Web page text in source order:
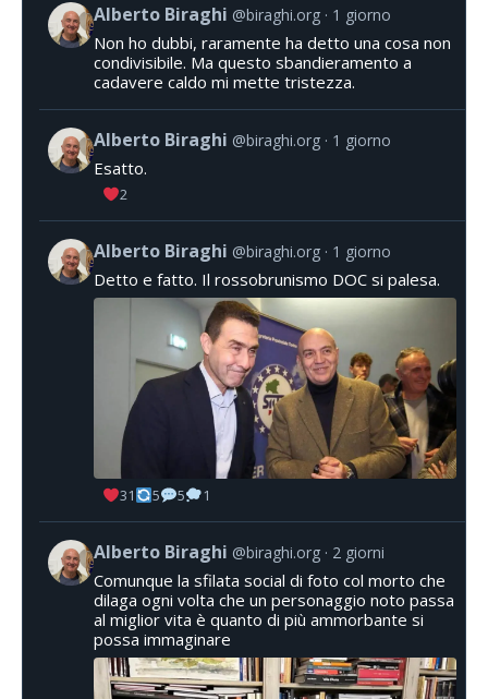
Alberto Biraghi @biraghi.org 1 giorno
Non ho dubbi, raramente ha detto una cosa non
condivisibile. Ma questo sbandieramento a
cadavere caldo mi mette tristezza.
Alberto Biraghi @biraghi.org 1 giorno
Esatto.
2
Alberto Biraghi @biraghi.org 1 giorno
Detto e fatto. Il rossobrunismo DOC si palesa.
31 5 5 1
Alberto Biraghi @biraghi.org 2 giorni
Comunque la sfilata social di foto col morto che
dilaga ogni volta che un personaggio noto passa
al miglior vita è quanto di più ammorbante si
possa immaginare